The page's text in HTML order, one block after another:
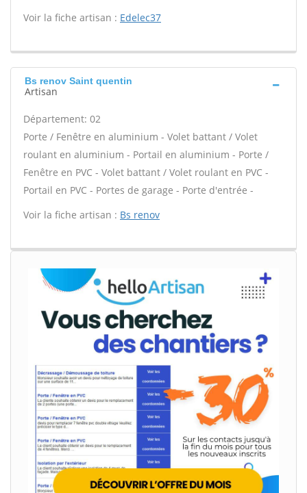
Voir la fiche artisan : Edelec37
Bs renov Saint quentin
Artisan
Département: 02
Porte / Fenêtre en aluminium - Volet battant / Volet
roulant en aluminium - Portail en aluminium - Porte /
Fenêtre en PVC - Volet battant / Volet roulant en PVC -
Portail en PVC - Portes de garage - Porte d'entrée -
Voir la fiche artisan : Bs renov